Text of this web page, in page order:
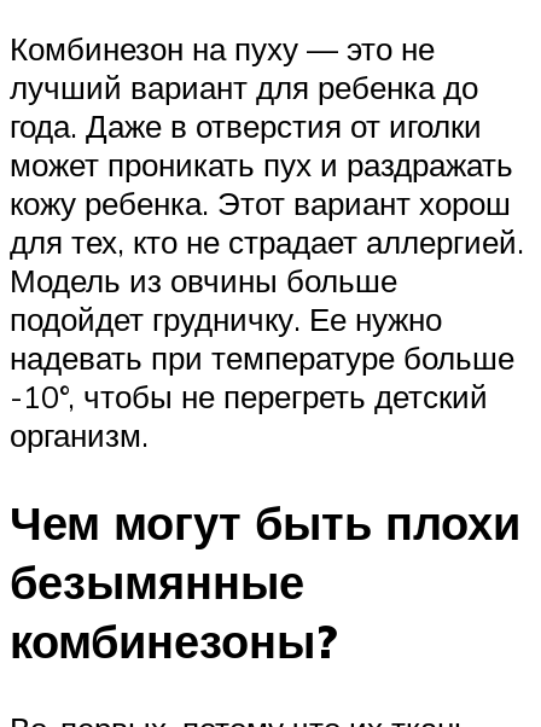
Комбинезон на пуху — это не
лучший вариант для ребенка до
года. Даже в отверстия от иголки
может проникать пух и раздражать
кожу ребенка. Этот вариант хорош
для тех, кто не страдает аллергией.
Модель из овчины больше
подойдет грудничку. Ее нужно
надевать при температуре больше
-10°, чтобы не перегреть детский
организм.
Чем могут быть плохи
безымянные
комбинезоны?